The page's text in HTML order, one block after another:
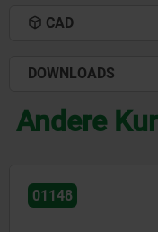
CAD
DOWNLOADS
Andere